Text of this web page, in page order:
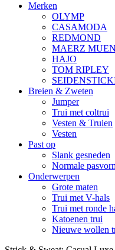
Merken
OLYMP
CASAMODA
REDMOND
MAERZ
HAJO
TOM RIPLEY
Breien & Zweten
Jumper
Trui met coltrui
Vesten & Truien
Vesten
Past op
Slank gesneden
Normale
Onderwerpen
Grote maten
Trui met V-hals
Trui met ronde
Katoenen trui
Nieuwe wollen